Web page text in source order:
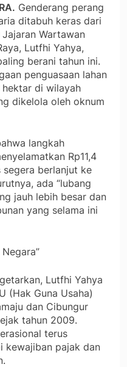
Genderang perang
ditabuh keras dari
Wartawan
Lutfhi Yahya,
berani tahun ini.
penguasaan lahan
di wilayah
dikelola oleh oknum
langkah
Rp11,4
berlanjut ke
ada “lubang
jauh lebih besar dan
yang selama ini
Lutfhi Yahya
(Hak Guna Usaha)
dan Cibungur
tahun 2009.
terus
kewajiban pajak dan